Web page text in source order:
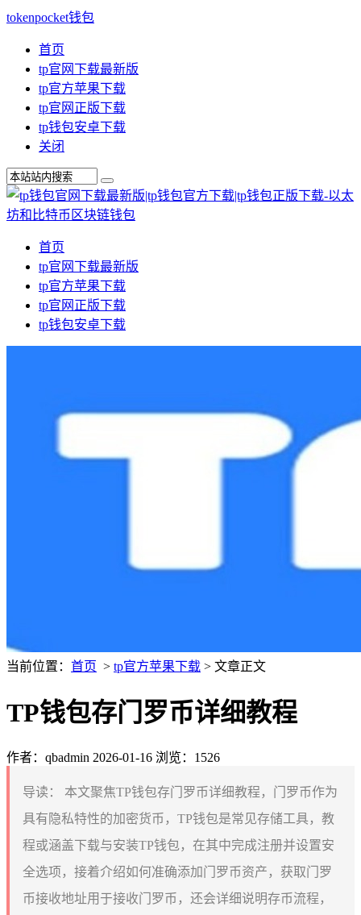
tokenpocket钱包
首页
tp官网下载最新版
tp官方苹果下载
tp官网正版下载
tp钱包安卓下载
关闭
首页
tp官网下载最新版
tp官方苹果下载
tp官网正版下载
tp钱包安卓下载
当前位置： 首页 > tp官方苹果下载 > 文章正文
TP钱包存门罗币详细教程
作者：qbadmin 2026-01-16 浏览：1526
导读：
本文聚焦TP钱包存门罗币详细教程，门罗币作为
具有隐私特性的加密货币，TP钱包是常见存储工具，教
程或涵盖下载与安装TP钱包，在其中完成注册并设置安
全选项，接着介绍如何准确添加门罗币资产，获取门罗
币接收地址用于接收门罗币，还会详细说明存币流程，